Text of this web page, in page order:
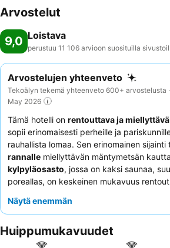
Arvostelut
9,0 Loistava
perustuu 11 106 arvioon suosituilla
Arvostelujen yhteenveto
Tekoälyn tekemä yhteenveto 600+ arvostelusta
May 2026
Tämä hotelli on rentouttava ja
sopii erinomaisesti perheille ja
rauhallista lomaa. Sen erinomainen
rannalle miellyttävän mäntymetsän
kylpyläosasto, jossa on kaksi saunaa,
poreallas, on keskeinen mukavuus
henkilökuntaasekä korkealaatuista ja
harkitse puutarhaan päin olevan huoneen
Näytä enemmän
Huippumukavuudet